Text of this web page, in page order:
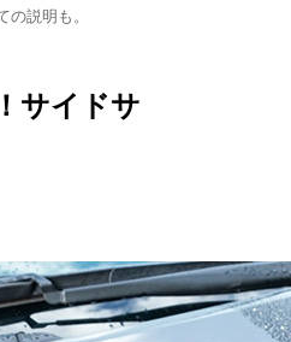
説明も。
サイドサ